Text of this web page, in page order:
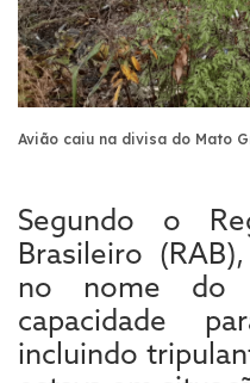
Avião caiu na divisa do Mato
Segundo o
Brasileiro
no nome do
capacidade
incluindo